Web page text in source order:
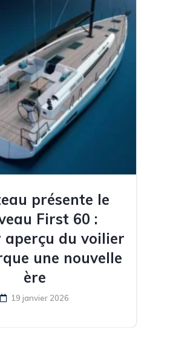
présente le
First 60 :
aperçu du voilier
une nouvelle
ère
19 janvier 2026